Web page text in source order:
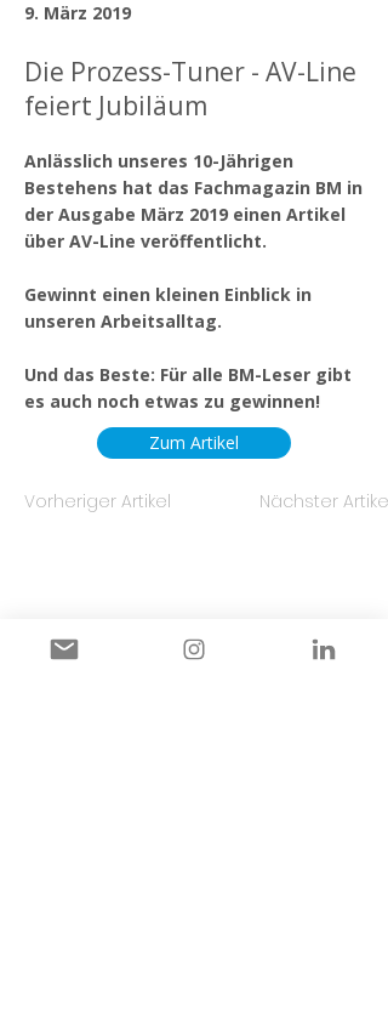
9. März 2019
Die Prozess-Tuner - AV-Line
feiert Jubiläum
Anlässlich unseres 10-Jährigen
Bestehens hat das Fachmagazin BM in
der Ausgabe März 2019 einen Artikel
über AV-Line veröffentlicht.
Gewinnt einen kleinen Einblick in
unseren Arbeitsalltag.
Und das Beste: Für alle BM-Leser gibt
es auch noch etwas zu gewinnen!
Zum Artikel
Vorheriger Artikel Nächster Artikel